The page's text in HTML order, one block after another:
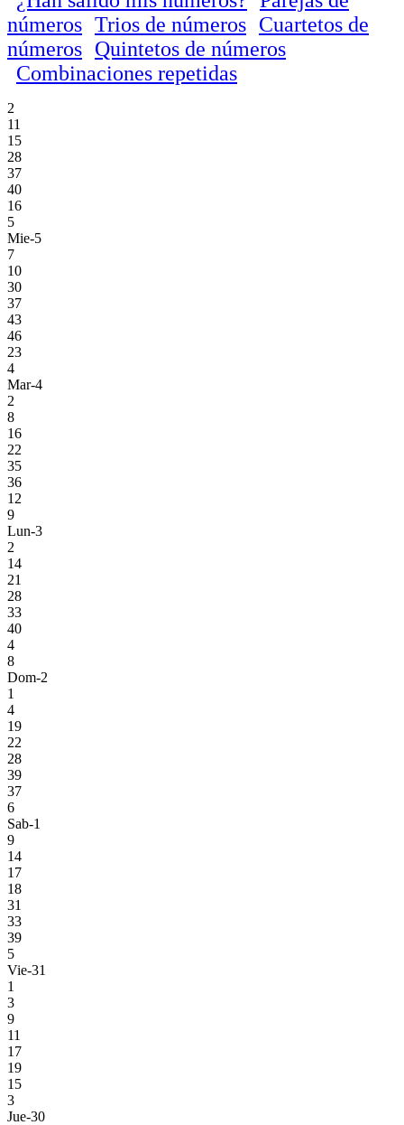
números Trios de números Cuartetos de
números Quintetos de números
Combinaciones repetidas
2
11
15
28
37
40
16
5
Mie-5
7
10
30
37
43
46
23
4
Mar-4
2
8
16
22
35
36
12
9
Lun-3
2
14
21
28
33
40
4
8
Dom-2
1
4
19
22
28
39
37
6
Sab-1
9
14
17
18
31
33
39
5
Vie-31
1
3
9
11
17
19
15
3
Jue-30